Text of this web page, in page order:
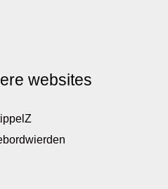
websites